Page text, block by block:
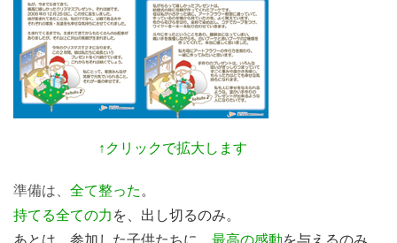
↑クリックで拡大します
準備は、 全て整った 。
持てる全ての力 を、出し切るのみ。
あとは、参加した子供たちに、 最高の感動を与えるのみ。